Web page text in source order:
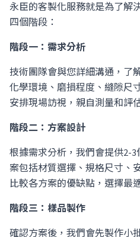
永臣的客製化服務就是為了解
四個階段：
階段一：需求分析
技術團隊會與您詳細溝通，了
化學環境、磨損程度、縫隙尺
安排現場訪視，親自測量和評
階段二：方案設計
根據需求分析，我們會提供2-
案包括材質選擇、規格尺寸、
比較各方案的優缺點，選擇最
階段三：樣品製作
確認方案後，我們會先製作小